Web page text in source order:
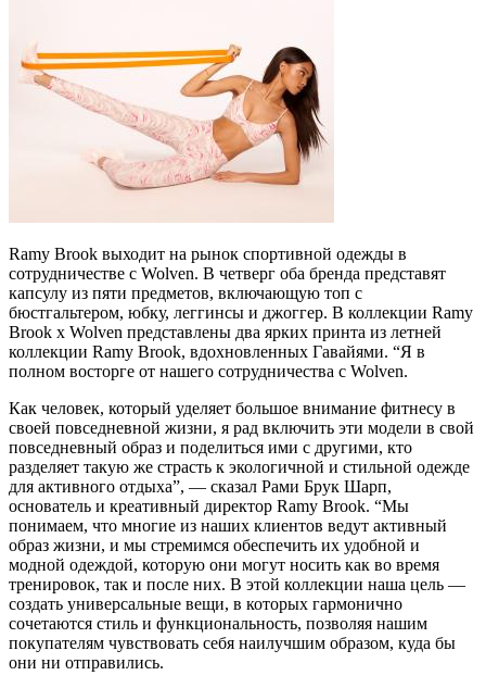
Ramy Brook выходит на рынок спортивной одежды в
сотрудничестве с Wolven. В четверг оба бренда представят
капсулу из пяти предметов, включающую топ с
бюстгальтером, юбку, леггинсы и джоггер. В коллекции Ramy
Brook x Wolven представлены два ярких принта из летней
коллекции Ramy Brook, вдохновленных Гавайями. “Я в
полном восторге от нашего сотрудничества с Wolven.
Как человек, который уделяет большое внимание фитнесу в
своей повседневной жизни, я рад включить эти модели в свой
повседневный образ и поделиться ими с другими, кто
разделяет такую же страсть к экологичной и стильной одежде
для активного отдыха”, — сказал Рами Брук Шарп,
основатель и креативный директор Ramy Brook. “Мы
понимаем, что многие из наших клиентов ведут активный
образ жизни, и мы стремимся обеспечить их удобной и
модной одеждой, которую они могут носить как во время
тренировок, так и после них. В этой коллекции наша цель —
создать универсальные вещи, в которых гармонично
сочетаются стиль и функциональность, позволяя нашим
покупателям чувствовать себя наилучшим образом, куда бы
они ни отправились.